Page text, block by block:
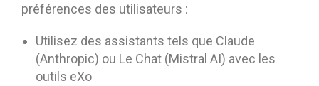
préférences des utilisateurs :
Utilisez des assistants tels que Claude
(Anthropic) ou Le Chat (Mistral AI) avec les
outils eXo